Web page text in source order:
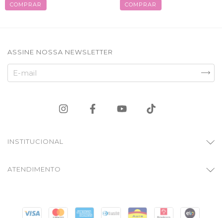
COMPRAR COMPRAR
ASSINE NOSSA NEWSLETTER
INSTITUCIONAL
ATENDIMENTO